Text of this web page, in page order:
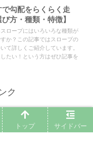
勾配をらくらく走
方・種類・特徴】
ロープにはいろいろな種類が
か？この記事ではスロープの
て詳しくご紹介しています。
たい！という方はぜひ記事を
ク
トップ サイドバー